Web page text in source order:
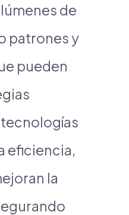
de
patrones y
pueden
eficiencia,
la